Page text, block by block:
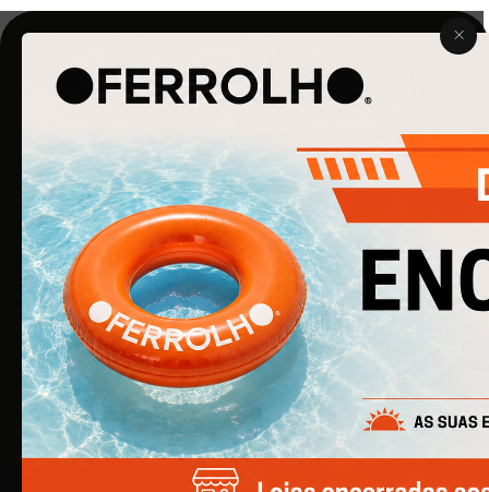
O Ferrolho iniciou a sua atividade em 1990. O que começou
por ser uma simples empresa de ferragens para
construção civil, é agora uma empresa de referência na
área de Ferragens para Mobiliário e Arquitetura.
EMPRESA
Quem Somos
Produtos
Catálogos